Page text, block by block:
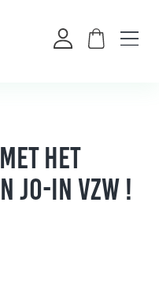
het
Jo-In vzw !